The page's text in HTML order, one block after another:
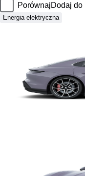
PorównajDodaj do
Energia elektryczna